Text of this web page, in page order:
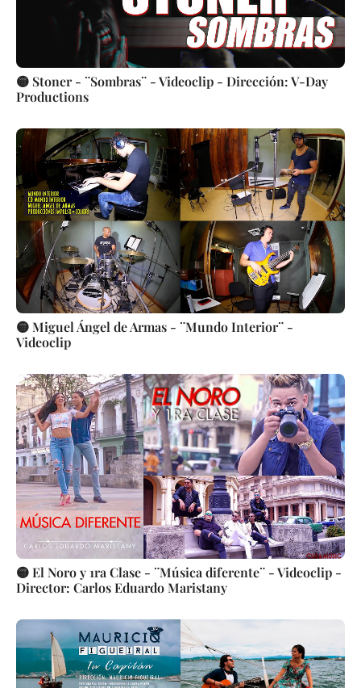
🟡 Stoner - ¨Sombras¨ - Videoclip - Dirección: V-Day
Productions
🟡 Miguel Ángel de Armas - ¨Mundo Interior¨ -
Videoclip
🟡 El Noro y 1ra Clase - ¨Música diferente¨ - Videoclip -
Director: Carlos Eduardo Maristany